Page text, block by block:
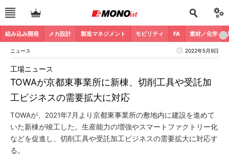
組み込み開発 メカ設計 製造マネジメント モビリティ FA 素材／化学
ニュース 2022年5月9日
TOWAが京都東事業所に新棟、切削工具や受託加
工ビジネスの需要拡大に対応
工場ニュース
TOWAが、2021年7月より京都東事業所の敷地内に建設を進めて
いた新棟が竣工した。生産能力の増強やスマートファクトリー化
などを促進し、切削工具や受託加工ビジネスの需要拡大に対応す
る。